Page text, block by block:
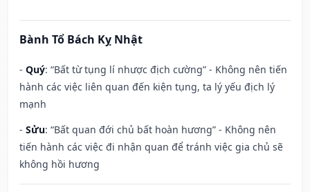
Bành Tổ Bách Kỵ Nhật
- Quý: “Bất từ tụng lí nhược địch cường” - Không nên tiến
hành các việc liên quan đến kiện tụng, ta lý yếu địch lý
mạnh
- Sửu: “Bất quan đới chủ bất hoàn hương” - Không nên
tiến hành các việc đi nhận quan để tránh việc gia chủ sẽ
không hồi hương